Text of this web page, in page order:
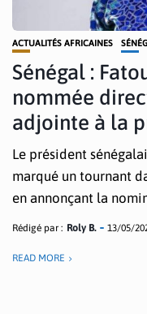
ACTUALITÉS AFRICAINES
Sénégal :
nommée
adjointe à la
Le président
marqué un tournant
en annonçant la
Rédigé par : Roly B. 13/05/
READ MORE